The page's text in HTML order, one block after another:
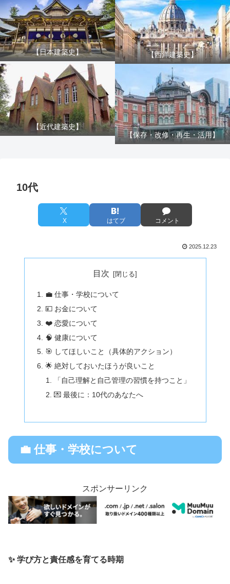
【日本建築史】 【西洋建築史】
【近代建築史】
【保存・改修・再生・活用】
10代
X はてブ コメント
2025.12.23
目次
💼 仕事・学校について
💴 お金について
❤️ 恋愛について
🧠 健康について
🎯 してほしいこと（具体的アクション）
🌟 絶対しておいたほうが良いこと
「自己理解と自己管理の習慣を持つこと」
💌 最後に：10代のあなたへ
💼 仕事・学校について
スポンサーリンク
✨ 学び方と責任感を育てる時期